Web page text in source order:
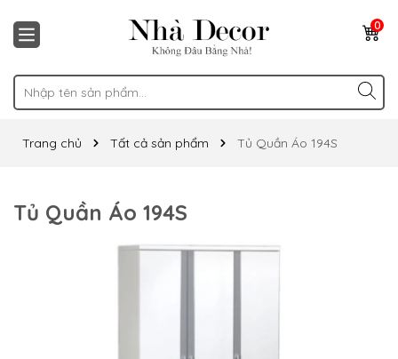
0
Trang chủ Tất cả sản phẩm Tủ Quần Áo 194S
Tủ Quần Áo 194S